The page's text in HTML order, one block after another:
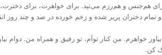
هم‌جنس و هم‌رزم می‌تپد. برای خواهرت، برای
و تمام دختران پرپر شده و زخم خورده در صد و چند روز
خواهرم. من کنار تو‌اَم، تو رفیق و همراه من. دوام
کن.